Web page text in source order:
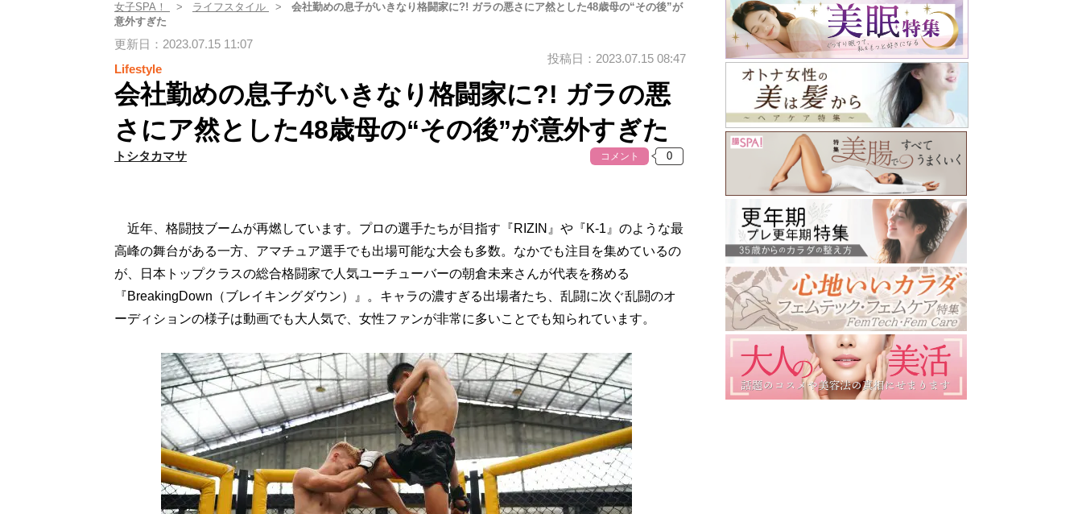
女子SPA！ ライフスタイル
会社勤めの息子がいきなり格闘家に?! ガラの悪さにア然とした48歳母の“その後”が
意外すぎた
更新日：2023.07.15 11:07
Lifestyle
投稿日：2023.07.15 08:47
会社勤めの息子がいきなり格闘家に?! ガラの悪
さにア然とした48歳母の“その後”が意外すぎた
トシタカマサ コメント
近年、格闘技ブームが再燃しています。プロの選手たちが目指す『RIZIN』や『K-1』のような最
高峰の舞台がある一方、アマチュア選手でも出場可能な大会も多数。なかでも注目を集めているの
が、日本トップクラスの総合格闘家で人気ユーチューバーの朝倉未来さんが代表を務める
『BreakingDown（ブレイキングダウン）』。キャラの濃すぎる出場者たち、乱闘に次ぐ乱闘のオ
ーディションの様子は動画でも大人気で、女性ファンが非常に多いことでも知られています。